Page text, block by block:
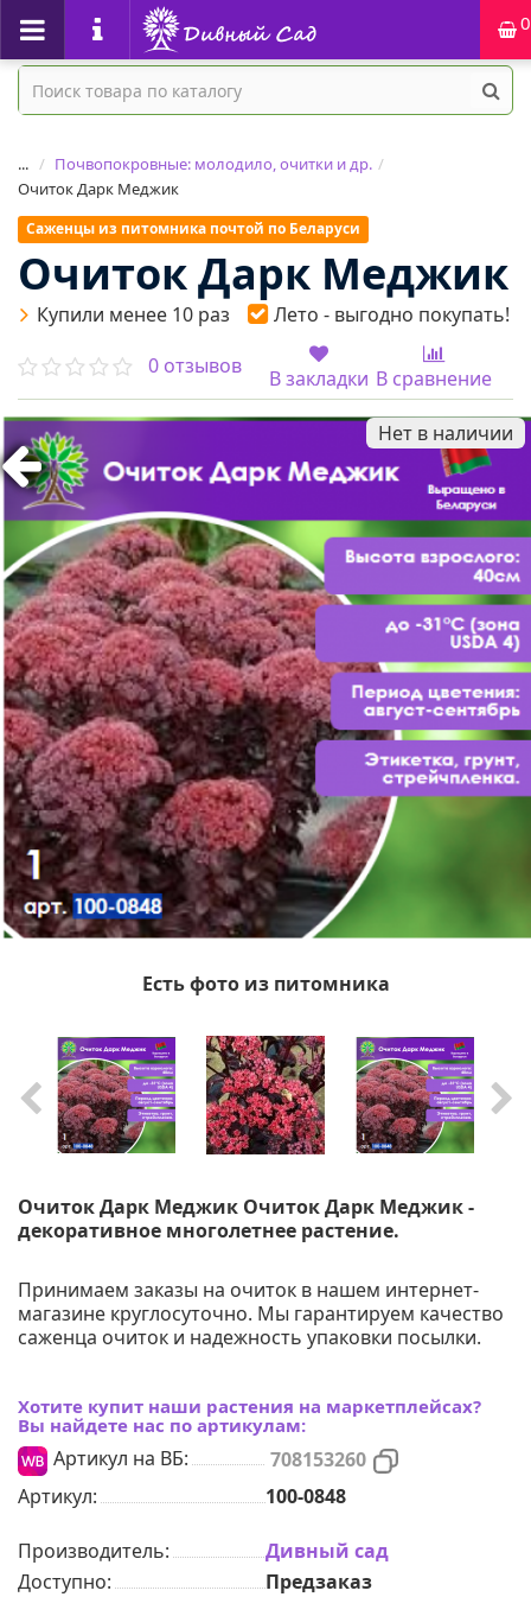
0
...
Почвопокровные: молодило, очитки и др.
Очиток Дарк Меджик
Саженцы из питомника почтой по Беларуси
Очиток Дарк Меджик
Купили менее 10 раз
Лето - выгодно покупать!
0 отзывов
В закладки В сравнение
Нет в наличии
Есть фото из питомника
Очиток Дарк Меджик Очиток Дарк Меджик -
декоративное многолетнее растение.
Принимаем заказы на очиток в нашем интернет-
магазине круглосуточно. Мы гарантируем качество
саженца очиток и надежность упаковки посылки.
Хотите купит наши растения на маркетплейсах?
Вы найдете нас по артикулам:
Артикул на ВБ:
708153260
Артикул:
100-0848
Производитель:
Дивный сад
Доступно:
Предзаказ